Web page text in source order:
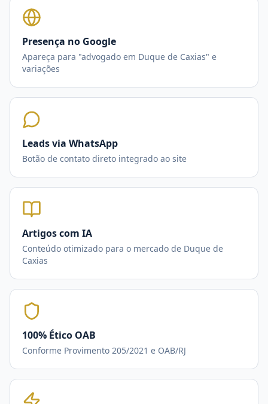
Presença no Google
Apareça para "advogado em Duque de Caxias" e
variações
Leads via WhatsApp
Botão de contato direto integrado ao site
Artigos com IA
Conteúdo otimizado para o mercado de Duque de
Caxias
100% Ético OAB
Conforme Provimento 205/2021 e OAB/RJ